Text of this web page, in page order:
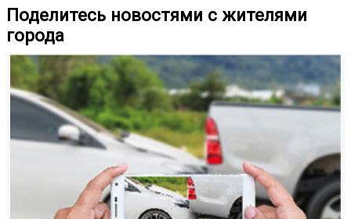
Поделитесь новостями с жителями
города